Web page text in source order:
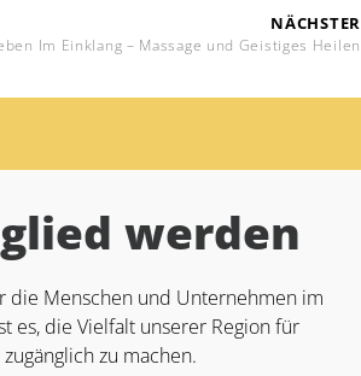
NÄCHSTER
Im Einklang – Massage und Geistiges Heilen
werden
die Menschen und Unternehmen im
es, die Vielfalt unserer Region für
zu machen.